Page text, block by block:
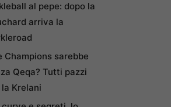
al pepe: dopo la
arriva la
Champions sarebbe
Qeqa? Tutti pazzi
la Krelani